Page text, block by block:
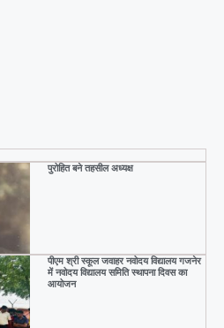
पुरोहित बने तहसील अध्यक्ष
पीएम श्री स्कूल जवाहर नवोदय विद्यालय गजनेर
में नवोदय विद्यालय समिति स्थापना दिवस का
आयोजन